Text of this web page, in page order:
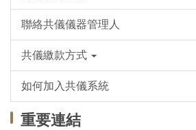
聯絡共儀儀器管理人
共儀繳款方式
如何加入共儀系統
重要連結